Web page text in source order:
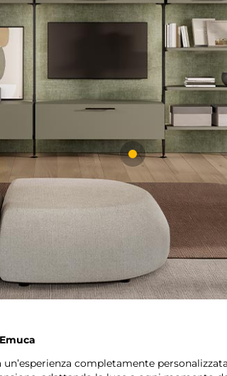
un’esperienza completamente